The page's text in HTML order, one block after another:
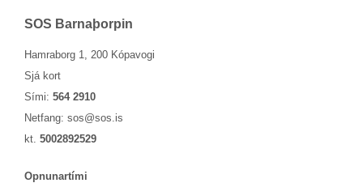
SOS Barna­þorp­in
Hamraborg 1, 200 Kópavogi
Sjá kort
Sími: 564 2910
Netfang: sos@sos.is
kt. 5002892529
Opn­un­ar­tími